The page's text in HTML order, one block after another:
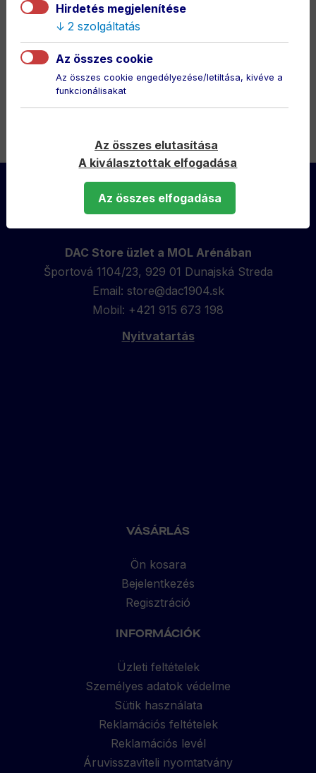
3 munkanapon belül küldjük
RÓLUNK
DAC Store üzlet a MOL Arénában
Športová 1104/23, 929 01 Dunajská Streda
Email: store@dac1904.sk
Mobil: +421 915 673 198
Nyitvatartás
VÁSÁRLÁS
Ön kosara
Bejelentkezés
Regisztráció
INFORMÁCIÓK
Üzleti feltételek
Személyes adatok védelme
Sütik használata
Reklamációs feltételek
Reklamációs levél
Áruvisszaviteli nyomtatvány
Hirdetés megjelenítése
2 szolgáltatás
Az összes cookie
Az összes cookie engedélyezése/letiltása, kivéve a
funkcionálisakat
Az összes elutasítása
A kiválasztottak elfogadása
Az összes elfogadása